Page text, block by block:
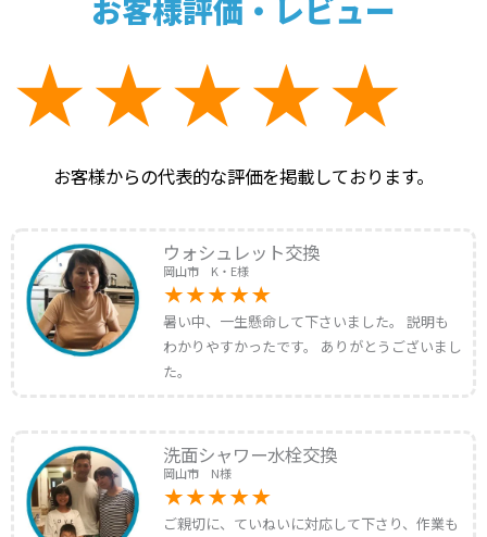
お客様評価・レビュー
お客様からの代表的な評価を掲載しております。
ウォシュレット交換
岡山市 K・E様
暑い中、一生懸命して下さいました。 説明も
わかりやすかったです。 ありがとうございまし
た。
洗面シャワー水栓交換
岡山市 N様
ご親切に、ていねいに対応して下さり、作業も